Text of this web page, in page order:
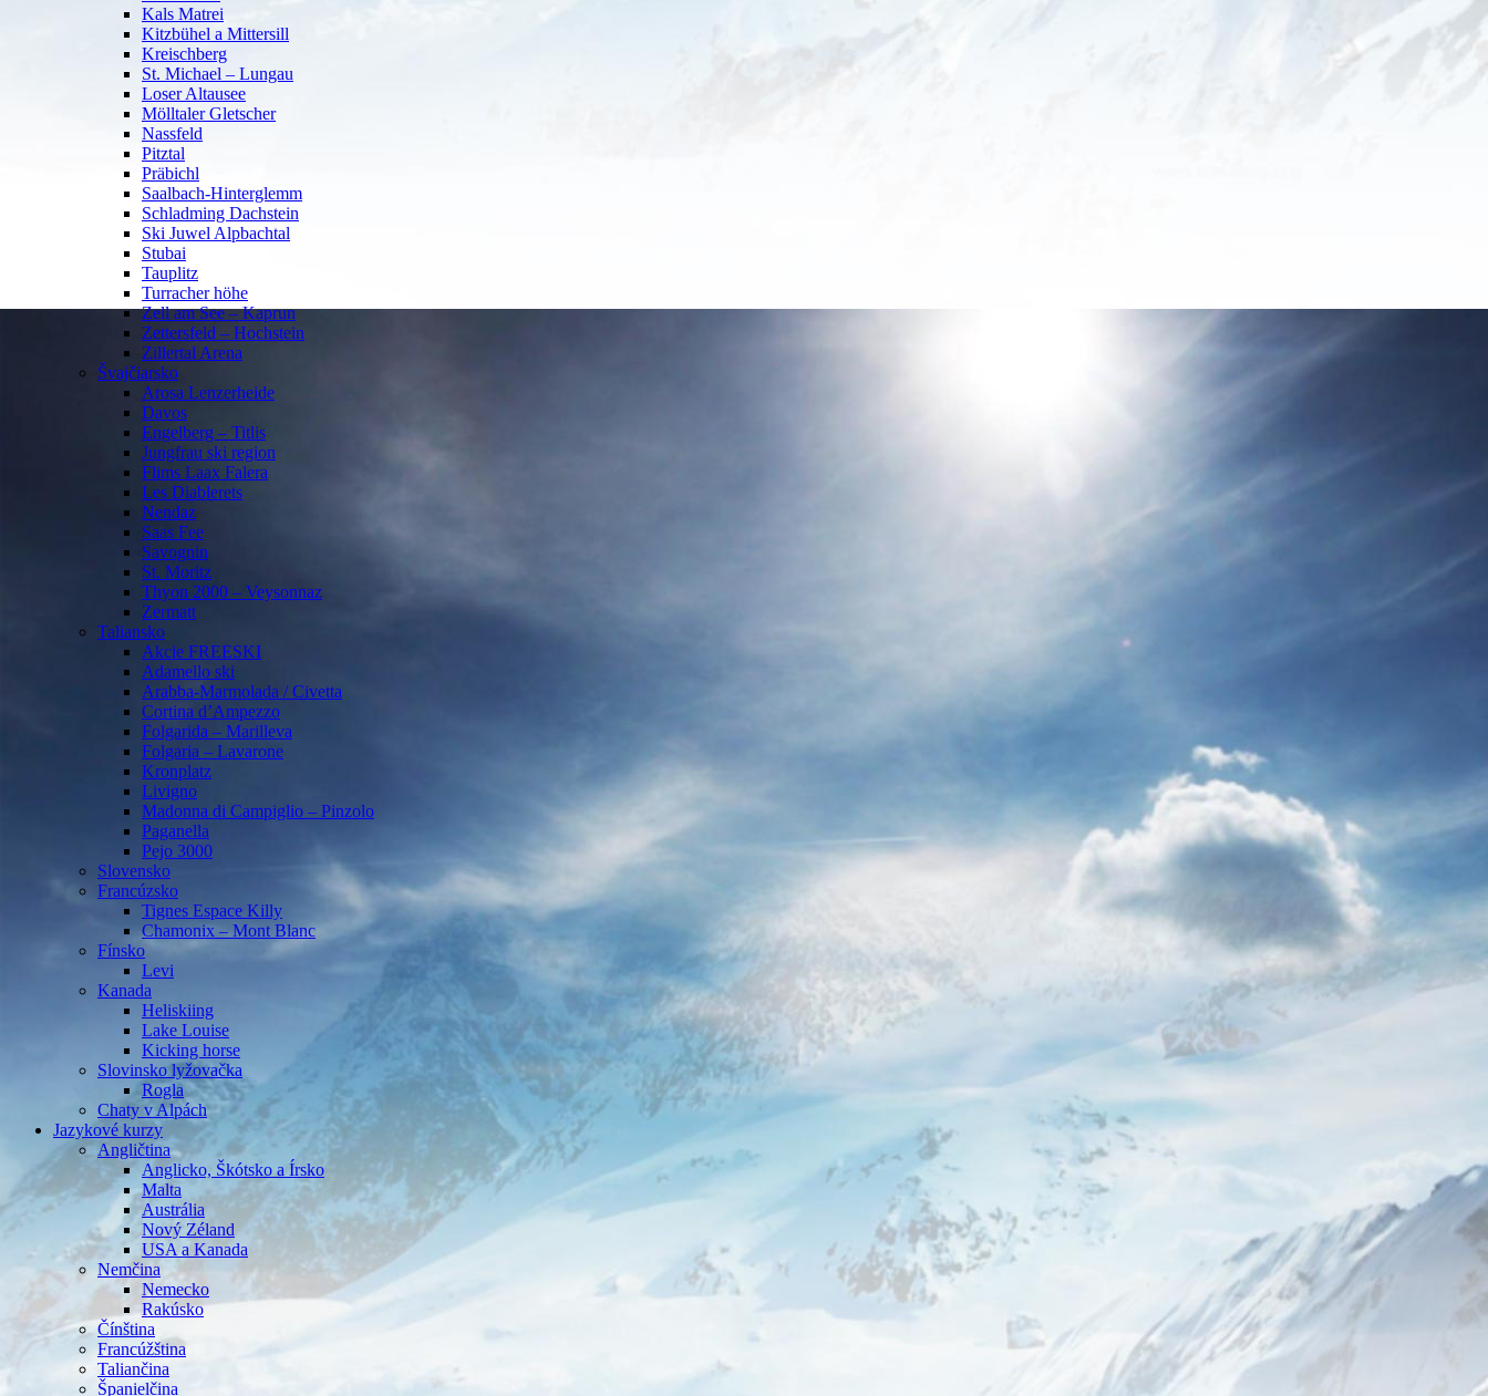
Kals Matrei
Kitzbühel a Mittersill
Kreischberg
St. Michael – Lungau
Loser Altausee
Mölltaler Gletscher
Nassfeld
Pitztal
Präbichl
Saalbach-Hinterglemm
Schladming Dachstein
Ski Juwel Alpbachtal
Stubai
Tauplitz
Turracher höhe
Zell am See – Kaprun
Zettersfeld – Hochstein
Zillertal Arena
Švajčiarsko
Arosa Lenzerheide
Davos
Engelberg – Titlis
Jungfrau ski region
Flims Laax Falera
Les Diablerets
Nendaz
Saas Fee
Savognin
St. Moritz
Thyon 2000 – Veysonnaz
Zermatt
Taliansko
Akcie FREESKI
Adamello ski
Arabba-Marmolada / Civetta
Cortina d’Ampezzo
Folgarida – Marilleva
Folgaria – Lavarone
Kronplatz
Livigno
Madonna di Campiglio – Pinzolo
Paganella
Pejo 3000
Slovensko
Francúzsko
Tignes Espace Killy
Chamonix – Mont Blanc
Fínsko
Levi
Kanada
Heliskiing
Lake Louise
Kicking horse
Slovinsko lyžovačka
Rogla
Chaty v Alpách
Jazykové kurzy
Angličtina
Anglicko, Škótsko a Írsko
Malta
Austrália
Nový Zéland
USA a Kanada
Nemčina
Nemecko
Rakúsko
Čínština
Francúžština
Taliančina
Španielčina